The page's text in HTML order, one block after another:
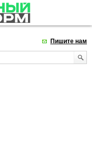
Пишите нам